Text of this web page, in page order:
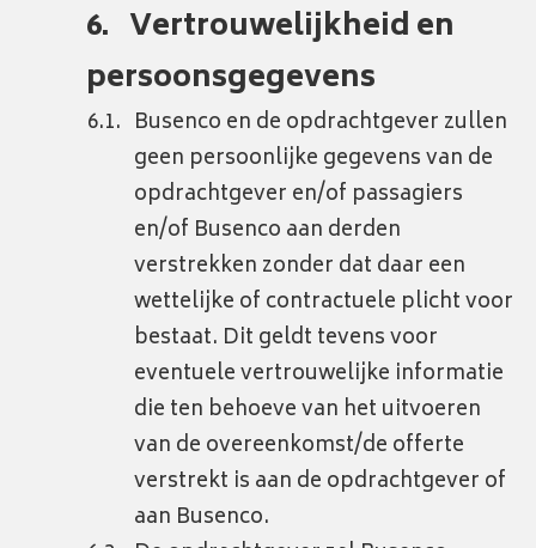
Vertrouwelijkheid en
persoonsgegevens
Busenco en de opdrachtgever zullen
geen persoonlijke gegevens van de
opdrachtgever en/of passagiers
en/of Busenco aan derden
verstrekken zonder dat daar een
wettelijke of contractuele plicht voor
bestaat. Dit geldt tevens voor
eventuele vertrouwelijke informatie
die ten behoeve van het uitvoeren
van de overeenkomst/de offerte
verstrekt is aan de opdrachtgever of
aan Busenco.